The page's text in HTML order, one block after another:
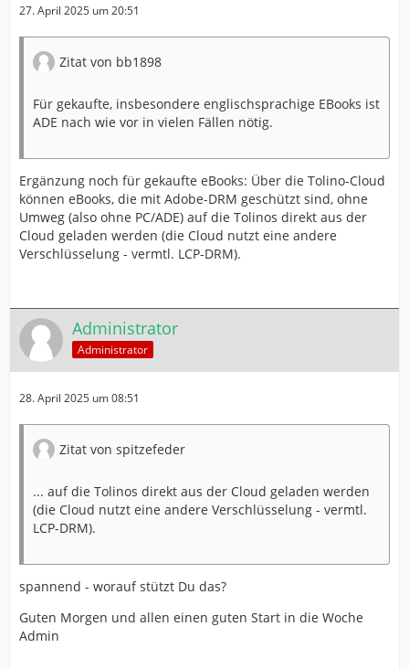
27. April 2025 um 20:51
Zitat von bb1898
Für gekaufte, insbesondere englischsprachige EBooks ist
ADE nach wie vor in vielen Fällen nötig.
Ergänzung noch für gekaufte eBooks: Über die Tolino-Cloud
können eBooks, die mit Adobe-DRM geschützt sind, ohne
Umweg (also ohne PC/ADE) auf die Tolinos direkt aus der
Cloud geladen werden (die Cloud nutzt eine andere
Verschlüsselung - vermtl. LCP-DRM).
Administrator
Administrator
28. April 2025 um 08:51
Zitat von spitzefeder
... auf die Tolinos direkt aus der Cloud geladen werden
(die Cloud nutzt eine andere Verschlüsselung - vermtl.
LCP-DRM).
spannend - worauf stützt Du das?
Guten Morgen und allen einen guten Start in die Woche
Admin